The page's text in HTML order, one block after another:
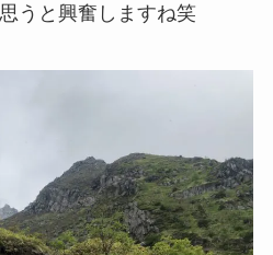
うと興奮しますね笑